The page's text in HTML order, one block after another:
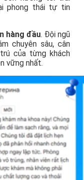
phong thái tự tin
hàng đầu. Đội ngũ
chuyên sâu, cân
của từng khách
vững nhất.